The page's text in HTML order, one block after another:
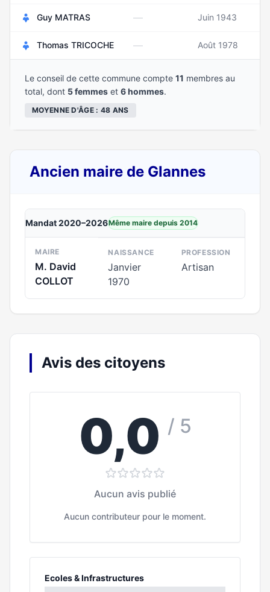
Guy MATRAS — Juin 1943
Thomas TRICOCHE — Août 1978
Le conseil de cette commune compte 11 membres au
total, dont 5 femmes et 6 hommes.
MOYENNE D'ÂGE : 48 ANS
Ancien maire de Glannes
Mandat 2020–2026Même maire depuis 2014
MAIRE
M. David
COLLOT
NAISSANCE
Janvier
1970
PROFESSION
Artisan
Avis des citoyens
0,0 / 5
Aucun avis publié
Aucun contributeur pour le moment.
Ecoles & Infrastructures